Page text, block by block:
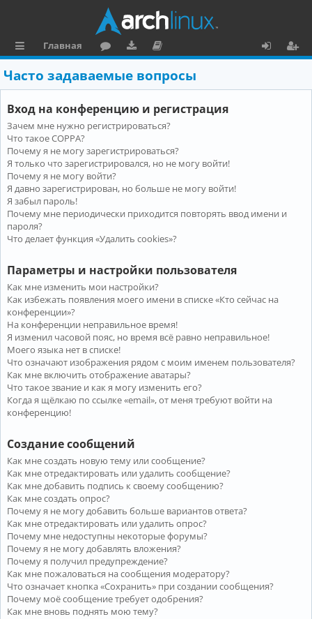
ы
л
к
и
Главная
ру
м
ру
зк
и
ку
м
е
н
та
ц
и
я
о
и
Часто задаваемые вопросы
Вход на конференцию и регистрация
Зачем мне нужно регистрироваться?
Что такое COPPA?
Почему я не могу зарегистрироваться?
Я только что зарегистрировался, но не могу войти!
Почему я не могу войти?
Я давно зарегистрирован, но больше не могу войти!
Я забыл пароль!
Почему мне периодически приходится повторять ввод имени и
пароля?
Что делает функция «Удалить cookies»?
Параметры и настройки пользователя
Как мне изменить мои настройки?
Как избежать появления моего имени в списке «Кто сейчас на
конференции»?
На конференции неправильное время!
Я изменил часовой пояс, но время всё равно неправильное!
Моего языка нет в списке!
Что означают изображения рядом с моим именем пользователя?
Как мне включить отображение аватары?
Что такое звание и как я могу изменить его?
Когда я щёлкаю по ссылке «email», от меня требуют войти на
конференцию!
Создание сообщений
Как мне создать новую тему или сообщение?
Как мне отредактировать или удалить сообщение?
Как мне добавить подпись к своему сообщению?
Как мне создать опрос?
Почему я не могу добавить больше вариантов ответа?
Как мне отредактировать или удалить опрос?
Почему мне недоступны некоторые форумы?
Почему я не могу добавлять вложения?
Почему я получил предупреждение?
Как мне пожаловаться на сообщения модератору?
Что означает кнопка «Сохранить» при создании сообщения?
Почему моё сообщение требует одобрения?
Как мне вновь поднять мою тему?